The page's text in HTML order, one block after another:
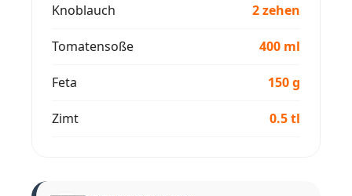
Knoblauch 2 zehen
Tomatensoße 400 ml
Feta 150 g
Zimt 0.5 tl